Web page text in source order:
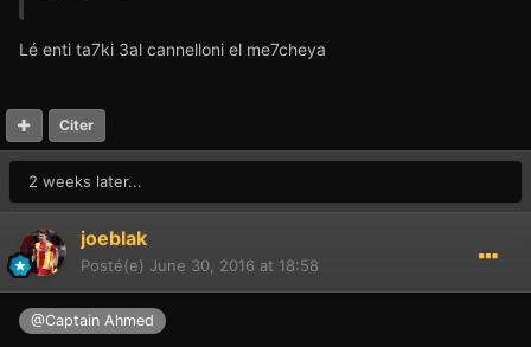
Lé enti ta7ki 3al cannelloni el me7cheya
Citer
2 weeks later...
joeblak
Posté(e) June 30, 2016 at 18:58
@Captain Ahmed